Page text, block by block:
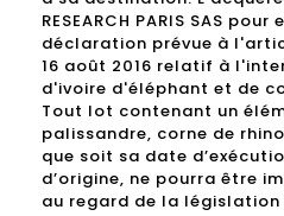
RESEARCH PARIS SAS
déclaration prévue à
16 août 2016 relatif à
d'ivoire d'éléphant et de
Tout lot contenant un
palissandre, corne de
que soit sa date
d’origine, ne pourra être
au regard de la